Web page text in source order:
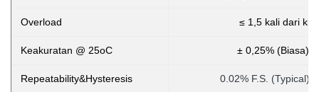
Overload ≤ 1,5 kali dari
Keakuratan @ 25oC ± 0,25% (Biasa)
Repeatability&Hysteresis 0.02% F.S. (Typical)